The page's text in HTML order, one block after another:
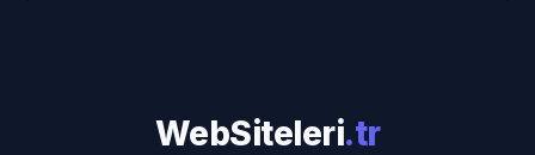
WebSiteleri.tr